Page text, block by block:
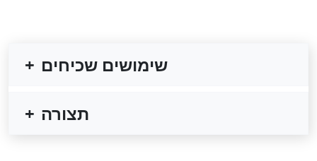
שימושים שכיחים
תצורה